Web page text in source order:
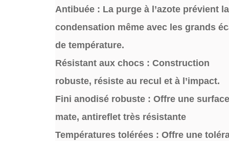
Antibuée : La purge à l’azote prévient la
condensation même avec les grands
de température.
Résistant aux chocs : Construction
robuste, résiste au recul et à l’impact.
Fini anodisé robuste : Offre une surface
mate, antireflet très résistante
Températures tolérées : Offre une